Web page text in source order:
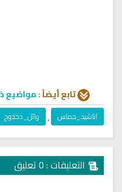
تابع أيضاً :مواضيع
اناشيد_حماس , وائل_دحدوح
التعليقات : 0 تعليق